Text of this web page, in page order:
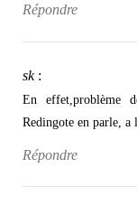
Répondre
sk :
En effet,problème
Redingote en parle,
Répondre